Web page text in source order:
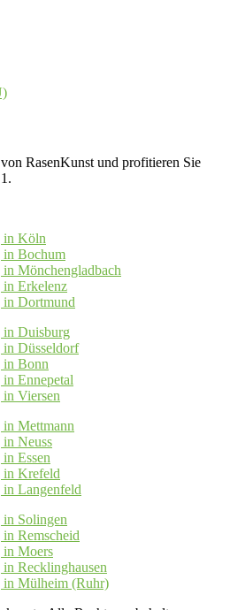
RasenKunst und profitieren Sie
in Köln
in Bochum
Mönchengladbach
in Erkelenz
in Dortmund
in Duisburg
in Düsseldorf
in Bonn
Ennepetal
in Viersen
in Mettmann
in Neuss
Essen
in Krefeld
in Langenfeld
in Solingen
Remscheid
in Moers
Recklinghausen
in Mülheim (Ruhr)